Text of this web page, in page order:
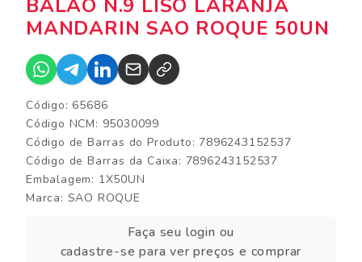
BALAO N.9 LISO LARANJA
MANDARIN SAO ROQUE 50UN
Código: 65686
Código NCM: 95030099
Código de Barras do Produto: 7896243152537
Código de Barras da Caixa: 7896243152537
Embalagem: 1X50UN
Marca: SAO ROQUE
Faça seu login ou
cadastre-se para ver preços e comprar